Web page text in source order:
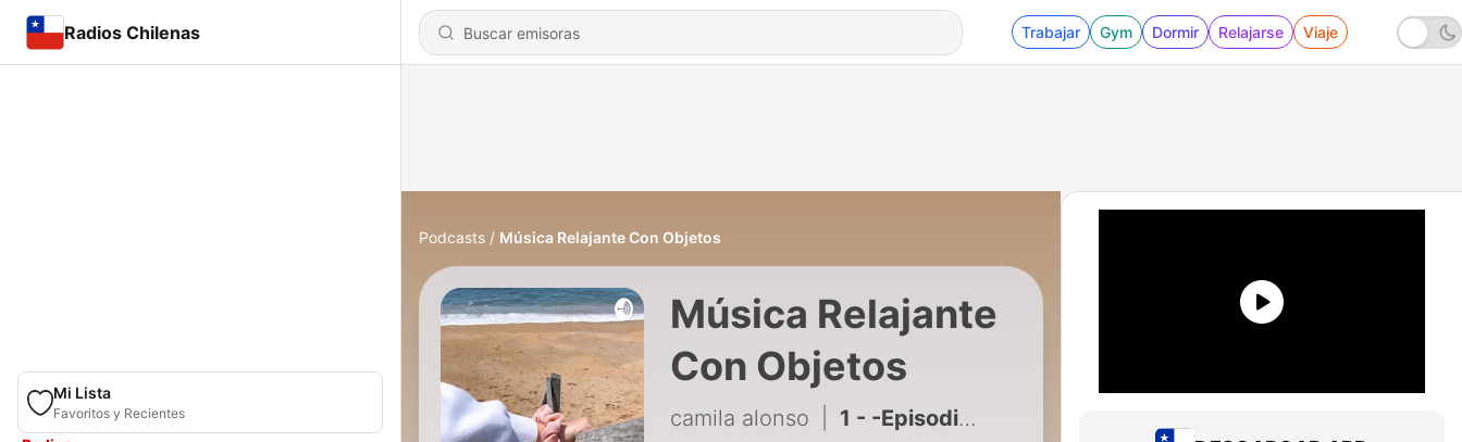
Radios Chilenas Trabajar Gym Dormir Relajarse Viaje
Mi Lista
Favoritos y Recientes
Podcasts Música Relajante Con Objetos
Música Relajante
Con Objetos
camila alonso 1 - -Episodio 1- Relajante producido por un lápiz